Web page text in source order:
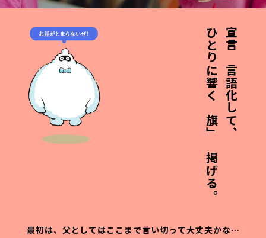
宣言を言語化して、
ひとりに響く「旗」を掲げる。
最初は、父としてはここまで言い切って大丈夫かな…